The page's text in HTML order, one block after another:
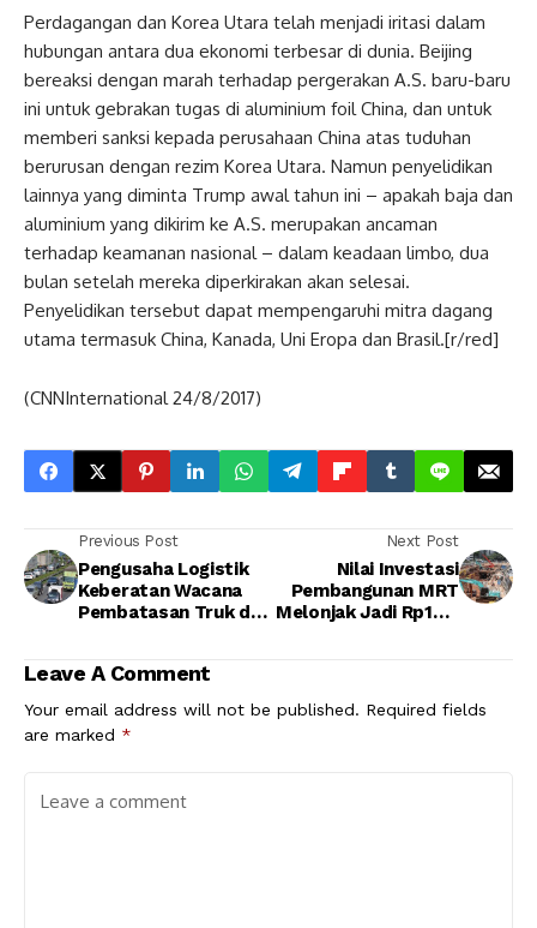
Perdagangan dan Korea Utara telah menjadi iritasi dalam
hubungan antara dua ekonomi terbesar di dunia. Beijing
bereaksi dengan marah terhadap pergerakan A.S. baru-baru
ini untuk gebrakan tugas di aluminium foil China, dan untuk
memberi sanksi kepada perusahaan China atas tuduhan
berurusan dengan rezim Korea Utara. Namun penyelidikan
lainnya yang diminta Trump awal tahun ini – apakah baja dan
aluminium yang dikirim ke A.S. merupakan ancaman
terhadap keamanan nasional – dalam keadaan limbo, dua
bulan setelah mereka diperkirakan akan selesai.
Penyelidikan tersebut dapat mempengaruhi mitra dagang
utama termasuk China, Kanada, Uni Eropa dan Brasil.[r/red]
(CNNInternational 24/8/2017)
Previous Post
Pengusaha Logistik
Keberatan Wacana
Pembatasan Truk di
Next Post
Nilai Investasi
Pembangunan MRT
Melonjak Jadi Rp16,5
Leave A Comment
Your email address will not be published. Required fields
are marked *